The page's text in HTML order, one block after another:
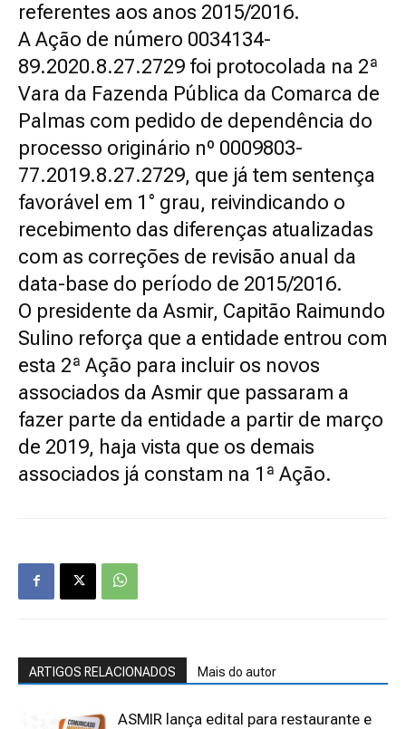
referentes aos anos 2015/2016.
A Ação de número 0034134-
89.2020.8.27.2729 foi protocolada na 2ª
Vara da Fazenda Pública da Comarca de
Palmas com pedido de dependência do
processo originário nº 0009803-
77.2019.8.27.2729, que já tem sentença
favorável em 1° grau, reivindicando o
recebimento das diferenças atualizadas
com as correções de revisão anual da
data-base do período de 2015/2016.
O presidente da Asmir, Capitão Raimundo
Sulino reforça que a entidade entrou com
esta 2ª Ação para incluir os novos
associados da Asmir que passaram a
fazer parte da entidade a partir de março
de 2019, haja vista que os demais
associados já constam na 1ª Ação.
ARTIGOS RELACIONADOS Mais do autor
ASMIR lança edital para restaurante e